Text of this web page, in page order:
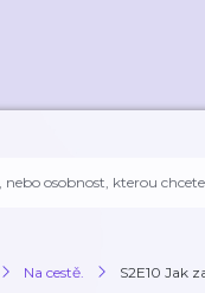
Na cestě. S2E10 Jak